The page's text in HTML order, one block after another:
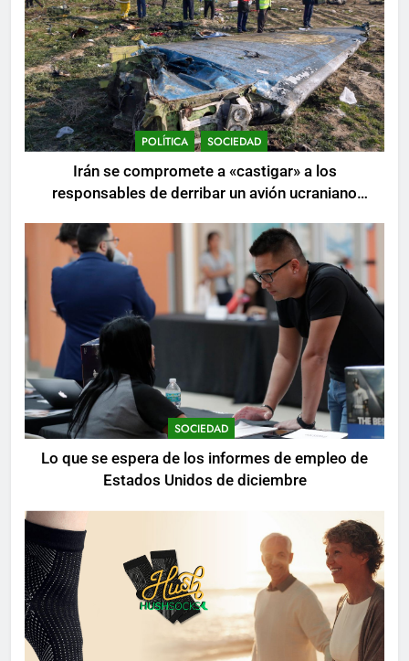
POLÍTICA SOCIEDAD
Irán se compromete a «castigar» a los
responsables de derribar un avión ucraniano
SOCIEDAD
Lo que se espera de los informes de empleo de
Estados Unidos de diciembre